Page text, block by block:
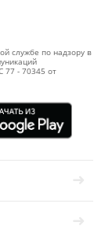
службе по надзору в
77 - 70345 от